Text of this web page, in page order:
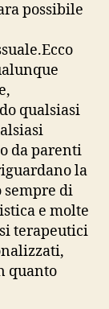
possibile
qualsiasi
da parenti
la
sempre di
e molte
terapeutici
quanto